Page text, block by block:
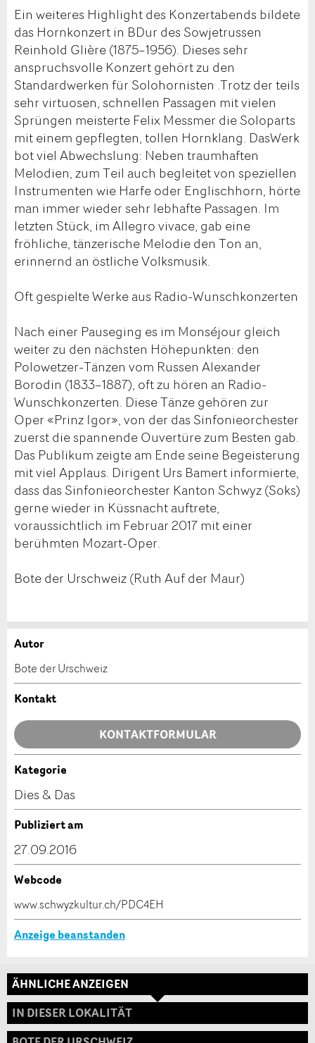
Ein weiteres Highlight des Konzertabends bildete
das Hornkonzert in BDur des Sowjetrussen
Reinhold Glière (1875–1956). Dieses sehr
anspruchsvolle Konzert gehört zu den
Standardwerken für Solohornisten .Trotz der teils
sehr virtuosen, schnellen Passagen mit vielen
Sprüngen meisterte Felix Messmer die Soloparts
mit einem gepflegten, tollen Hornklang. DasWerk
bot viel Abwechslung: Neben traumhaften
Melodien, zum Teil auch begleitet von speziellen
Instrumenten wie Harfe oder Englischhorn, hörte
man immer wieder sehr lebhafte Passagen. Im
letzten Stück, im Allegro vivace, gab eine
fröhliche, tänzerische Melodie den Ton an,
erinnernd an östliche Volksmusik.
Oft gespielte Werke aus Radio-Wunschkonzerten
Nach einer Pauseging es im Monséjour gleich
weiter zu den nächsten Höhepunkten: den
Polowetzer-Tänzen vom Russen Alexander
Borodin (1833–1887), oft zu hören an Radio-
Wunschkonzerten. Diese Tänze gehören zur
Oper «Prinz Igor», von der das Sinfonieorchester
zuerst die spannende Ouvertüre zum Besten gab.
Das Publikum zeigte am Ende seine Begeisterung
mit viel Applaus. Dirigent Urs Bamert informierte,
dass das Sinfonieorchester Kanton Schwyz (Soks)
gerne wieder in Küssnacht auftrete,
voraussichtlich im Februar 2017 mit einer
berühmten Mozart-Oper.
Bote der Urschweiz (Ruth Auf der Maur)
Anzeige beanstanden
Ihr Feedback wird sehr geschätzt!
Allgemeines Feedback
Anzeige nicht mehr gültig
Anzeige unvollständig
Anzeige weiterempfehlen
Empfehlen Sie diese Anzeige an Freunde weiter.
* Eingabe erforderlich
Autor
Bote der Urschweiz
Kontakt
KONTAKTFORMULAR
Kontakt
Verfassen Sie eine Nachricht für die Kontaktpersonen
Adresse
Kategorie
Dies & Das
Publiziert am
27.09.2016
Webcode
www.schwyzkultur.ch/PDC4EH
Anzeige beanstanden
ÄHNLICHE ANZEIGEN
IN DIESER LOKALITÄT